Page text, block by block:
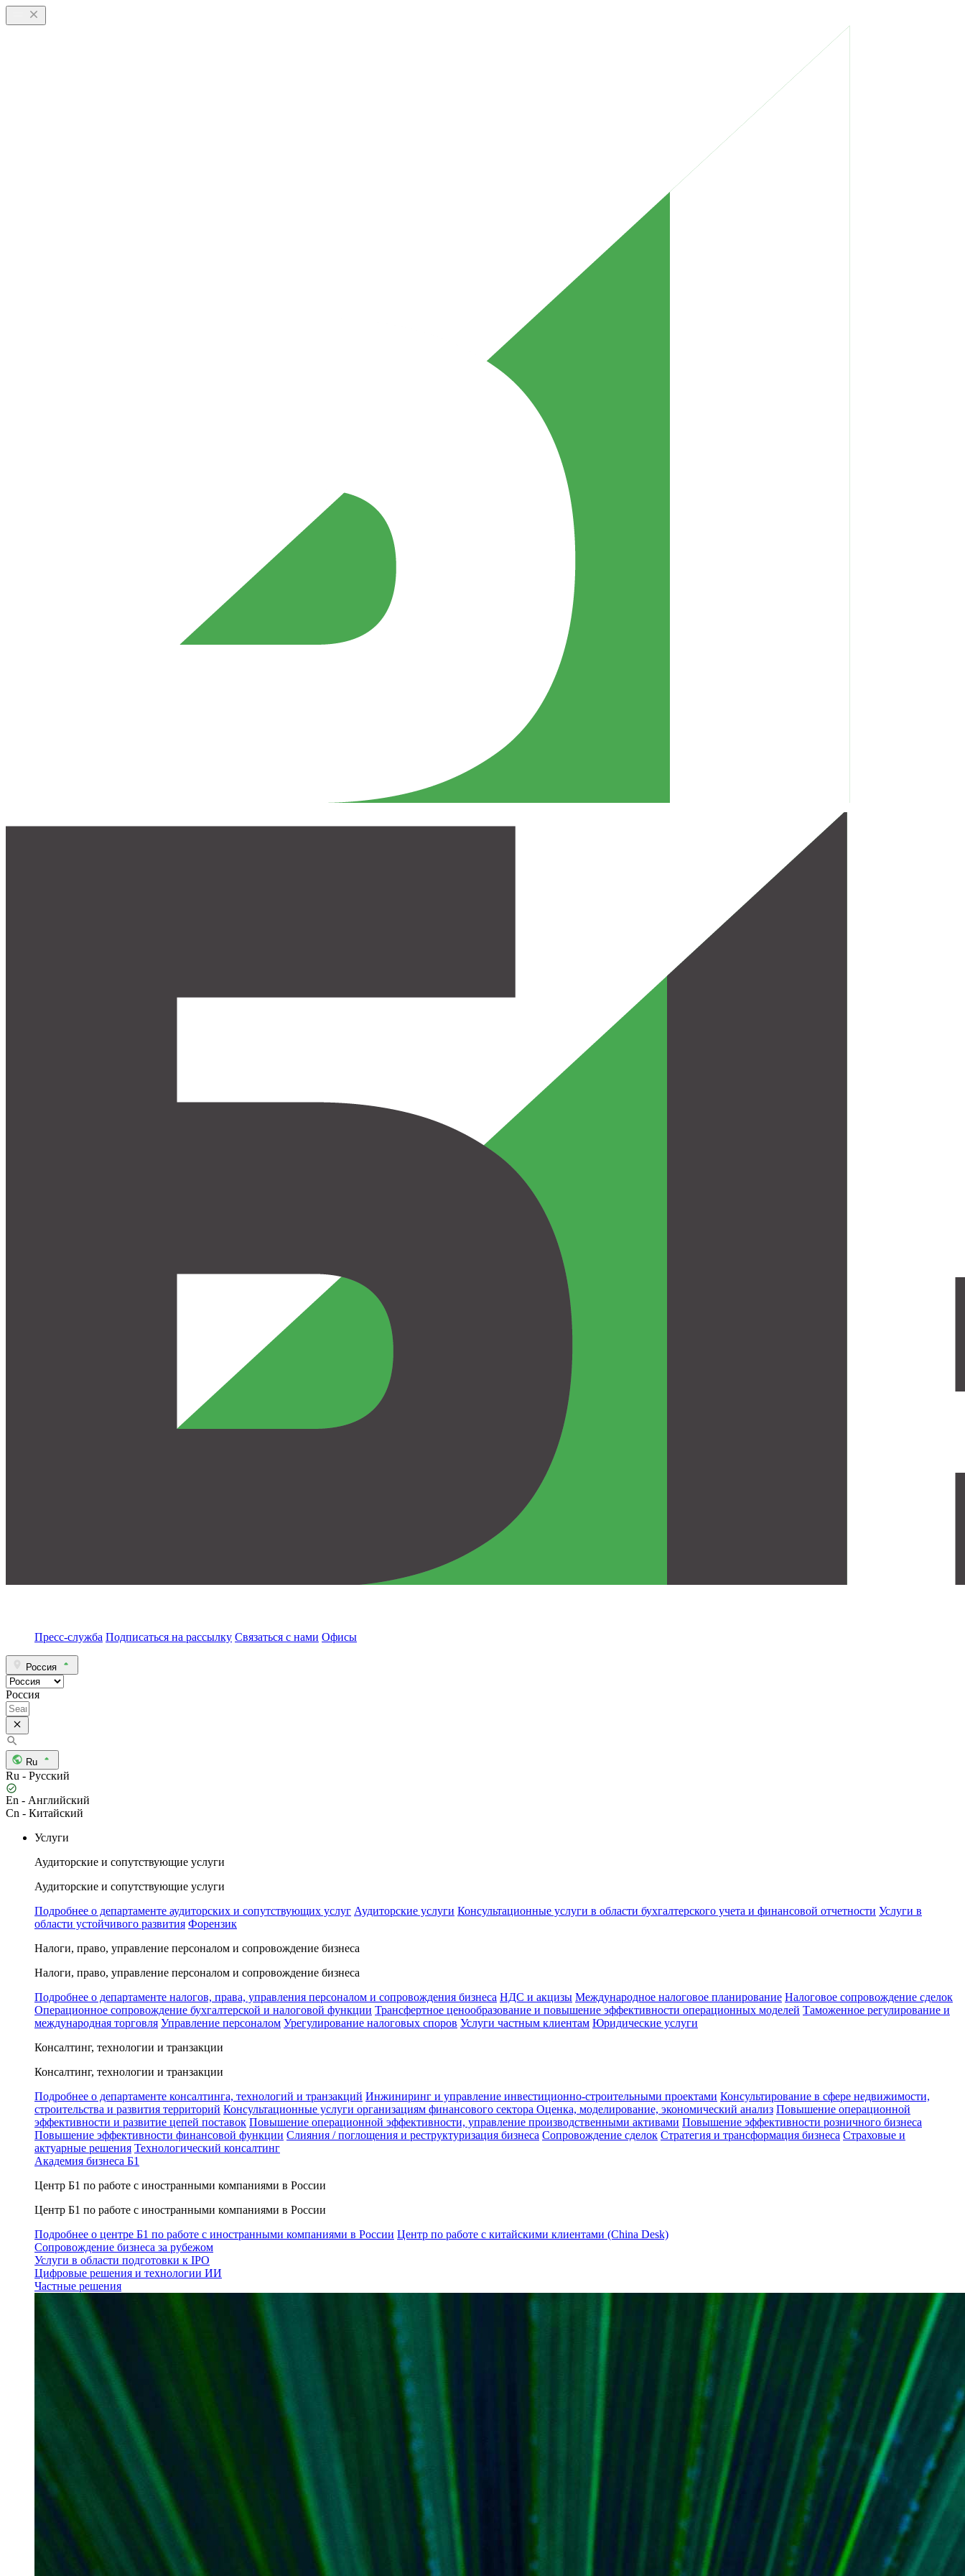
Пресс-служба Подписаться на рассылку Связаться с нами Офисы
Россия
Россия
Ru
Ru - Русский
En - Английский
Cn - Китайский
Услуги
Аудиторские и сопутствующие услуги
Аудиторские и сопутствующие услуги
Подробнее о департаменте аудиторских и сопутствующих услуг Аудиторские услуги Консультационные услуги в области бухгалтерского учета и финансовой отчетности Услуги в
области устойчивого развития Форензик
Налоги, право, управление персоналом и сопровождение бизнеса
Налоги, право, управление персоналом и сопровождение бизнеса
Подробнее о департаменте налогов, права, управления персоналом и сопровождения бизнеса НДС и акцизы Международное налоговое планирование Налоговое сопровождение сделок
Операционное сопровождение бухгалтерской и налоговой функции Трансфертное ценообразование и повышение эффективности операционных моделей Таможенное регулирование и
международная торговля Управление персоналом Урегулирование налоговых споров Услуги частным клиентам Юридические услуги
Консалтинг, технологии и транзакции
Консалтинг, технологии и транзакции
Подробнее о департаменте консалтинга, технологий и транзакций Инжиниринг и управление инвестиционно-строительными проектами Консультирование в сфере недвижимости,
строительства и развития территорий Консультационные услуги организациям финансового сектора Оценка, моделирование, экономический анализ Повышение операционной
эффективности и развитие цепей поставок Повышение операционной эффективности, управление производственными активами Повышение эффективности розничного бизнеса
Повышение эффективности финансовой функции Слияния / поглощения и реструктуризация бизнеса Сопровождение сделок Стратегия и трансформация бизнеса Страховые и
актуарные решения Технологический консалтинг
Академия бизнеса Б1
Центр Б1 по работе с иностранными компаниями в России
Центр Б1 по работе с иностранными компаниями в России
Подробнее о центре Б1 по работе с иностранными компаниями в России Центр по работе с китайскими клиентами (China Desk)
Сопровождение бизнеса за рубежом
Услуги в области подготовки к IPO
Цифровые решения и технологии ИИ
Частные решения